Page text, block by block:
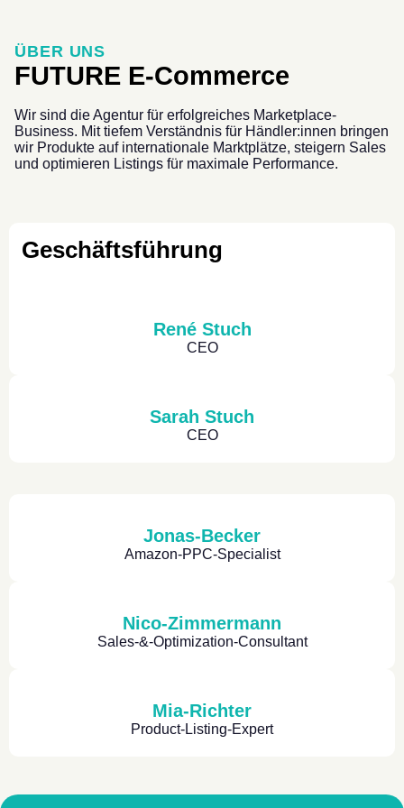
ÜBER UNS
FUTURE E-Commerce
Wir sind die Agentur für erfolgreiches Marketplace-
Business. Mit tiefem Verständnis für Händler:innen bringen
wir Produkte auf internationale Marktplätze, steigern Sales
und optimieren Listings für maximale Performance.
Geschäftsführung
René Stuch
CEO
Sarah Stuch
CEO
Jonas-Becker
Amazon-PPC-Specialist
Nico-Zimmermann
Sales-&-Optimization-Consultant
Mia-Richter
Product-Listing-Expert